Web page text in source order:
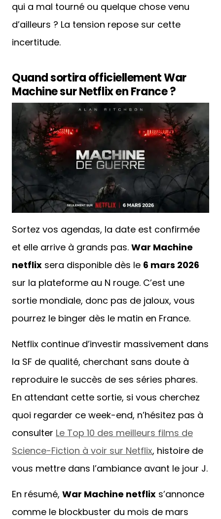
qui a mal tourné ou quelque chose venu
d’ailleurs ? La tension repose sur cette
incertitude.
Quand sortira officiellement War
Machine sur Netflix en France ?
Sortez vos agendas, la date est confirmée
et elle arrive à grands pas. War Machine
netflix sera disponible dès le 6 mars 2026
sur la plateforme au N rouge. C’est une
sortie mondiale, donc pas de jaloux, vous
pourrez le binger dès le matin en France.
Netflix continue d’investir massivement dans
la SF de qualité, cherchant sans doute à
reproduire le succès de ses séries phares.
En attendant cette sortie, si vous cherchez
quoi regarder ce week-end, n’hésitez pas à
consulter Le Top 10 des meilleurs films de
Science-Fiction à voir sur Netflix, histoire de
vous mettre dans l’ambiance avant le jour J.
En résumé, War Machine netflix s’annonce
comme le blockbuster du mois de mars